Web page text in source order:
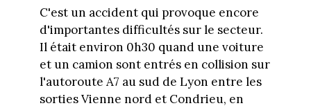
C'est un accident qui provoque encore
d'importantes difficultés sur le secteur.
Il était environ 0h30 quand une voiture
et un camion sont entrés en collision sur
l'autoroute A7 au sud de Lyon entre les
sorties Vienne nord et Condrieu, en